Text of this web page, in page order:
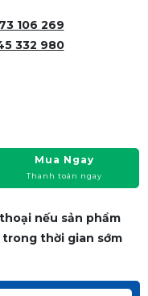
106 269
332 980
Mua Ngay
Thanh toán ngay
nếu sản phẩm
thời gian sớm